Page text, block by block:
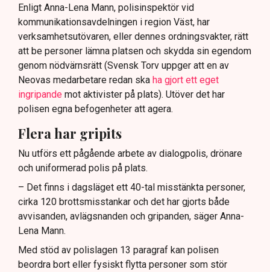
Enligt Anna-Lena Mann, polisinspektör vid
kommunikationsavdelningen i region Väst, har
verksamhetsutövaren, eller dennes ordningsvakter, rätt
att be personer lämna platsen och skydda sin egendom
genom nödvärnsrätt (Svensk Torv uppger att en av
Neovas medarbetare redan ska ha gjort ett eget
ingripande mot aktivister på plats). Utöver det har
polisen egna befogenheter att agera.
Flera har gripits
Nu utförs ett pågående arbete av dialogpolis, drönare
och uniformerad polis på plats.
– Det finns i dagsläget ett 40-tal misstänkta personer,
cirka 120 brottsmisstankar och det har gjorts både
avvisanden, avlägsnanden och gripanden, säger Anna-
Lena Mann.
Med stöd av polislagen 13 paragraf kan polisen
beordra bort eller fysiskt flytta personer som stör